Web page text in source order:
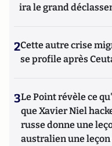
ira le grand
2Cette autre crise
se profile après
3Le Point révèle ce
que Xavier Niel
russe donne une
australien une